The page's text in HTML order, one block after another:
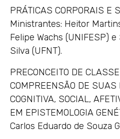
PRÁTICAS CORPORAIS E
Ministrantes: Heitor
Felipe Wachs (UNIFESP)
Silva (UFNT).
PRECONCEITO DE
COMPREENSÃO DE SUAS
COGNITIVA, SOCIAL,
EM EPISTEMOLOGIA
Carlos Eduardo de Souza